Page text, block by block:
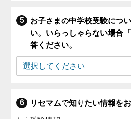
お子さまの中学校受験につ
い。いらっしゃらない場合
答ください。
リセマムで知りたい情報を